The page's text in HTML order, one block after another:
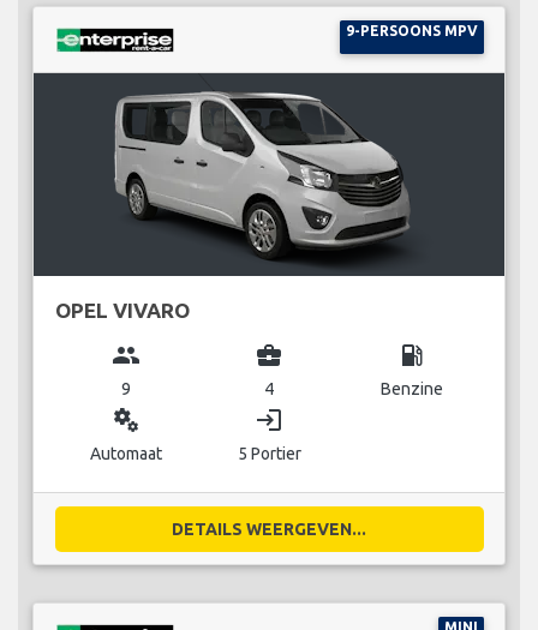
9-PERSOONS MPV
OPEL VIVARO
group
9
business_center
4
local_gas_station
Benzine
miscellaneous_services
Automaat
login
5 Portier
DETAILS WEERGEVEN...
MINI